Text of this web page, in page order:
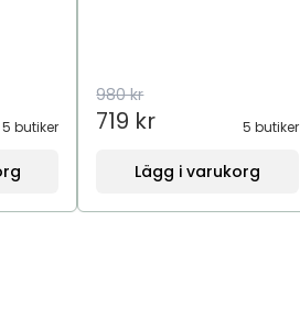
5 butiker
980 kr
719 kr 5 butiker
Lägg i varukorg